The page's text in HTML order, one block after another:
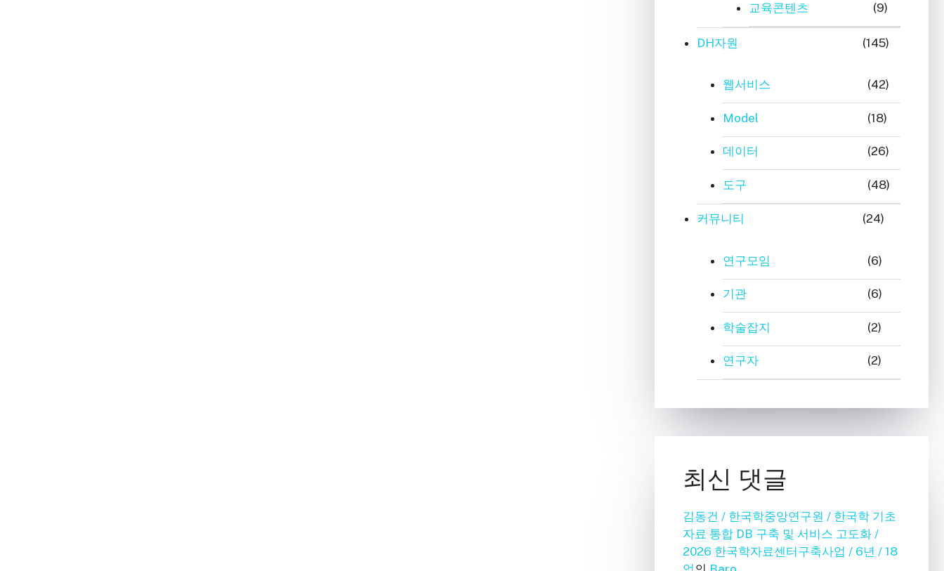
교육콘텐츠 (9)
DH자원 (145)
웹서비스 (42)
Model (18)
데이터 (26)
도구 (48)
커뮤니티 (24)
연구모임 (6)
기관 (6)
학술잡지 (2)
연구자 (2)
최신 댓글
김동건 / 한국학중앙연구원 / 한국학 기초
자료 통합 DB 구축 및 서비스 고도화 /
2026 한국학자료센터구축사업 / 6년 / 18